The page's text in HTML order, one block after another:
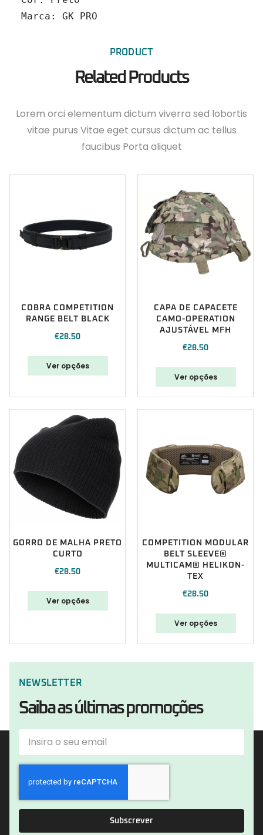
Marca: GK PRO
PRODUCT
Related Products
Lorem orci elementum dictum viverra sed lobortis
vitae purus Vitae eget cursus dictum ac tellus
faucibus Porta aliquet
COBRA COMPETITION
RANGE BELT BLACK
€28.50
Ver opções
CAPA DE CAPACETE
CAMO-OPERATION
AJUSTÁVEL MFH
€28.50
Ver opções
GORRO DE MALHA PRETO
CURTO
€28.50
Ver opções
COMPETITION MODULAR
BELT SLEEVE®
MULTICAM® HELIKON-
TEX
€28.50
Ver opções
NEWSLETTER
Saiba as últimas promoções
Subscrever